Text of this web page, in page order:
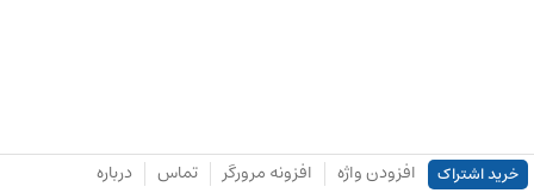
خرید اشتراک افزودن واژه افزونه مرورگر تماس درباره